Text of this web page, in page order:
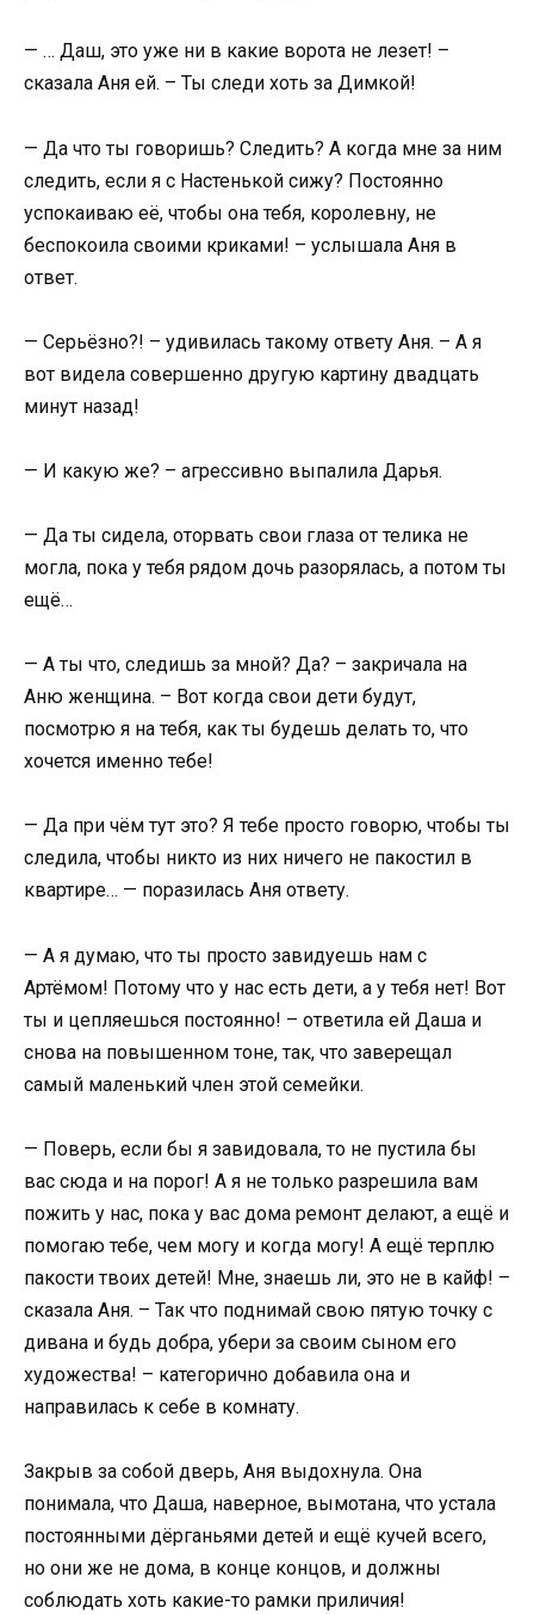
— … Даш, это уже ни в какие ворота не лезет! –
сказала Аня ей. – Ты следи хоть за Димкой!
— Да что ты говоришь? Следить? А когда мне за ним
следить, если я с Настенькой сижу? Постоянно
успокаиваю её, чтобы она тебя, королевну, не
беспокоила своими криками! – услышала Аня в
ответ.
— Серьёзно?! – удивилась такому ответу Аня. – А я
вот видела совершенно другую картину двадцать
минут назад!
— И какую же? – агрессивно выпалила Дарья.
— Да ты сидела, оторвать свои глаза от телика не
могла, пока у тебя рядом дочь разорялась, а потом ты
ещё…
— А ты что, следишь за мной? Да? – закричала на
Аню женщина. – Вот когда свои дети будут,
посмотрю я на тебя, как ты будешь делать то, что
хочется именно тебе!
— Да при чём тут это? Я тебе просто говорю, чтобы ты
следила, чтобы никто из них ничего не пакостил в
квартире… — поразилась Аня ответу.
— А я думаю, что ты просто завидуешь нам с
Артёмом! Потому что у нас есть дети, а у тебя нет! Вот
ты и цепляешься постоянно! – ответила ей Даша и
снова на повышенном тоне, так, что заверещал
самый маленький член этой семейки.
— Поверь, если бы я завидовала, то не пустила бы
вас сюда и на порог! А я не только разрешила вам
пожить у нас, пока у вас дома ремонт делают, а ещё и
помогаю тебе, чем могу и когда могу! А ещё терплю
пакости твоих детей! Мне, знаешь ли, это не в кайф! –
сказала Аня. – Так что поднимай свою пятую точку с
дивана и будь добра, убери за своим сыном его
художества! – категорично добавила она и
направилась к себе в комнату.
Закрыв за собой дверь, Аня выдохнула. Она
понимала, что Даша, наверное, вымотана, что устала
постоянными дёрганьями детей и ещё кучей всего,
но они же не дома, в конце концов, и должны
соблюдать хоть какие-то рамки приличия!